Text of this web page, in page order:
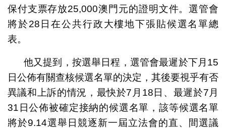
保付支票存放25,000澳門元的證明文件。選管會
將於28日在公共行政大樓地下張貼候選名單總
表。
他又提到，按選舉日程，選管會最遲於下月15
日公佈有關查核候選名單的決定，其後要視乎有否
異議和上訴的情況，最快於7月18日、最遲於7月
31日公佈被確定接納的候選名單，該等候選名單
將於9.14選舉日競逐新一屆立法會的直、間選議